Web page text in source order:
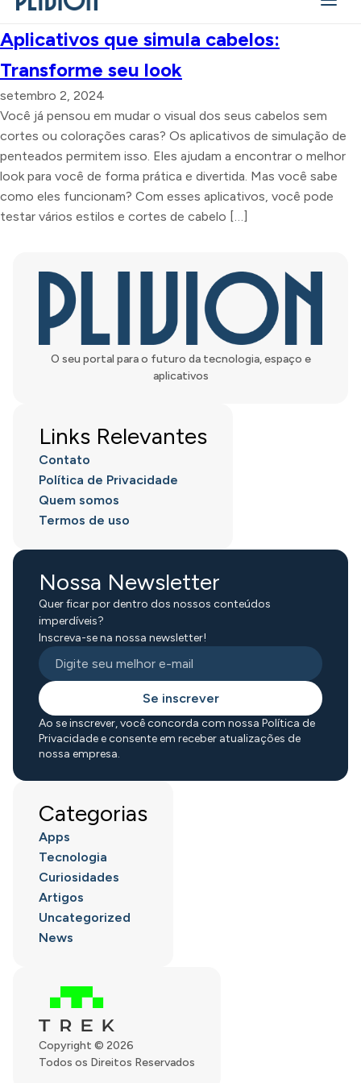
Aplicativos que simula cabelos:
Transforme seu look
setembro 2, 2024
Você já pensou em mudar o visual dos seus cabelos sem
cortes ou colorações caras? Os aplicativos de simulação de
penteados permitem isso. Eles ajudam a encontrar o melhor
look para você de forma prática e divertida. Mas você sabe
como eles funcionam? Com esses aplicativos, você pode
testar vários estilos e cortes de cabelo […]
O seu portal para o futuro da tecnologia, espaço e
aplicativos
Copyright © 2026
Todos os Direitos Reservados
Links Relevantes
Contato
Política de Privacidade
Quem somos
Termos de uso
Nossa Newsletter
Quer ficar por dentro dos nossos conteúdos
imperdíveis?
Inscreva-se na nossa newsletter!
Se inscrever
Ao se inscrever, você concorda com nossa Política de
Privacidade e consente em receber atualizações de
nossa empresa.
Categorias
Apps
Tecnologia
Curiosidades
Artigos
Uncategorized
News